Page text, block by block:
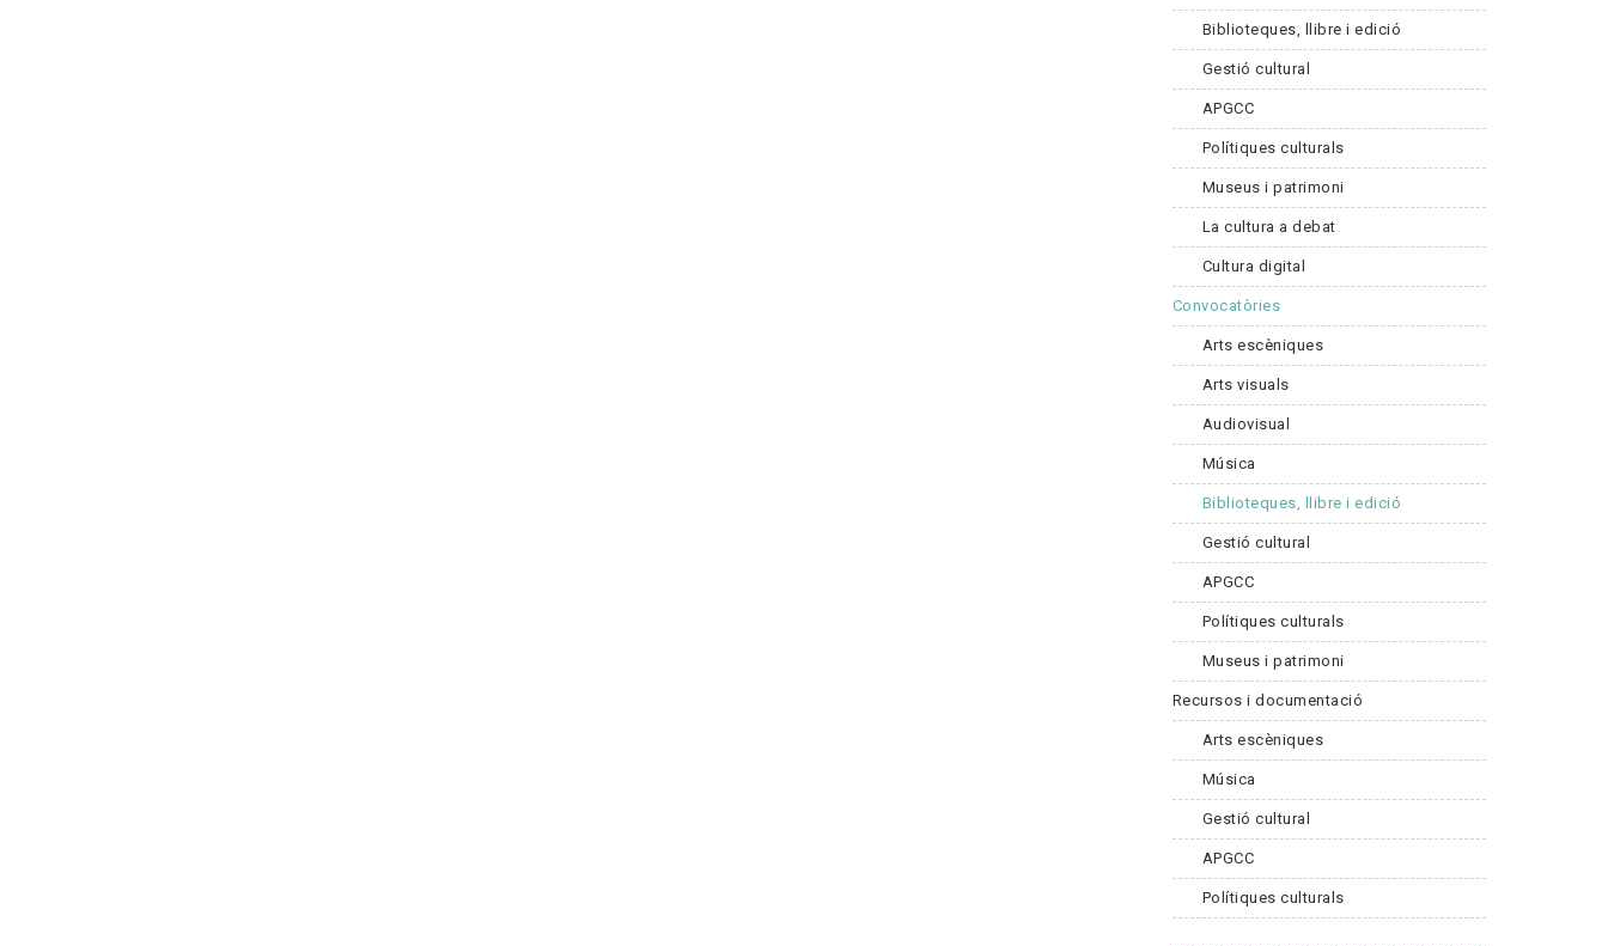
Biblioteques, llibre i edició
Gestió cultural
APGCC
Polítiques culturals
Museus i patrimoni
La cultura a debat
Cultura digital
Convocatòries
Arts escèniques
Arts visuals
Audiovisual
Música
Biblioteques, llibre i edició
Gestió cultural
APGCC
Polítiques culturals
Museus i patrimoni
Recursos i documentació
Arts escèniques
Música
Gestió cultural
APGCC
Polítiques culturals